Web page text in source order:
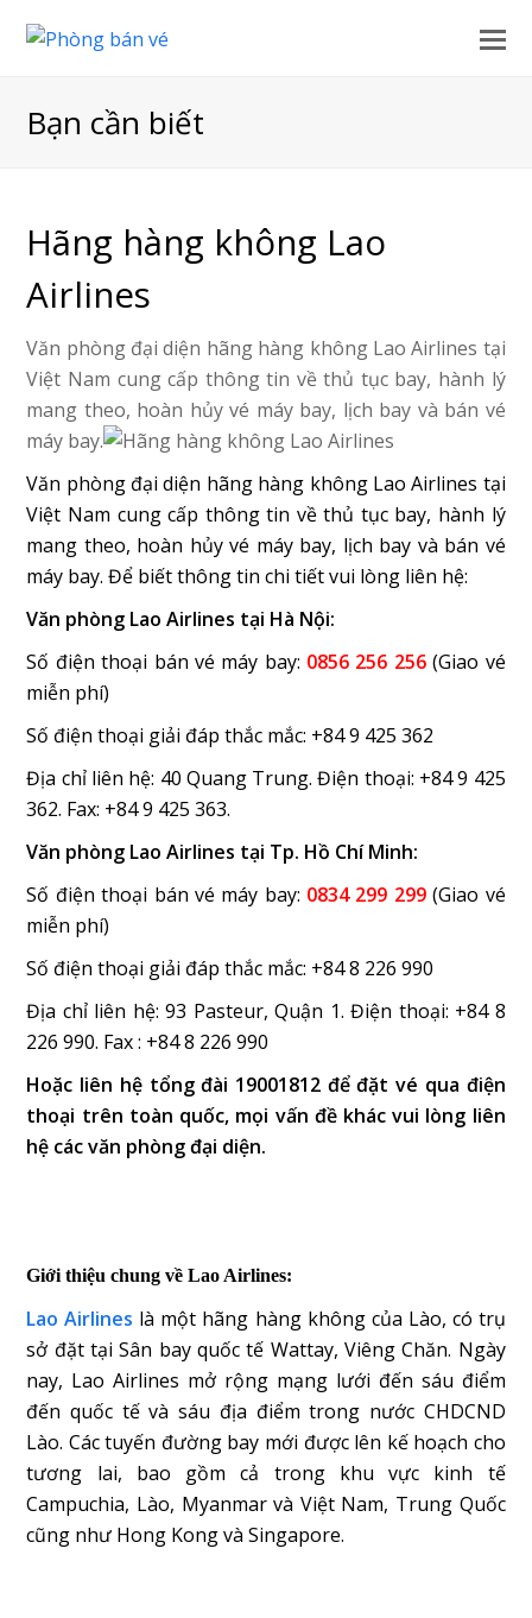
Bạn cần biết
Hãng hàng không Lao
Airlines
Văn phòng đại diện hãng hàng không Lao Airlines tại
Việt Nam cung cấp thông tin về thủ tục bay, hành lý
mang theo, hoàn hủy vé máy bay, lịch bay và bán vé
máy bay.
Văn phòng đại diện hãng hàng không Lao Airlines tại
Việt Nam cung cấp thông tin về thủ tục bay, hành lý
mang theo, hoàn hủy vé máy bay, lịch bay và bán vé
máy bay. Để biết thông tin chi tiết vui lòng liên hệ:
Văn phòng Lao Airlines tại Hà Nội:
Số điện thoại bán vé máy bay: 0856 256 256(Giao vé
miễn phí)
Số điện thoại giải đáp thắc mắc: +84 9 425 362
Địa chỉ liên hệ: 40 Quang Trung. Điện thoại: +84 9 425
362. Fax: +84 9 425 363.
Văn phòng Lao Airlines tại Tp. Hồ Chí Minh:
Số điện thoại bán vé máy bay: 0834 299 299(Giao vé
miễn phí)
Số điện thoại giải đáp thắc mắc: +84 8 226 990
Địa chỉ liên hệ: 93 Pasteur, Quận 1. Điện thoại: +84 8
226 990. Fax : +84 8 226 990
Hoặc liên hệ tổng đài 19001812 để đặt vé qua điện
thoại trên toàn quốc, mọi vấn đề khác vui lòng liên
hệ các văn phòng đại diện.
Giới thiệu chung về Lao Airlines:
Lao Airlines là một hãng hàng không của Lào, có trụ
sở đặt tại Sân bay quốc tế Wattay, Viêng Chăn. Ngày
nay, Lao Airlines mở rộng mạng lưới đến sáu điểm
đến quốc tế và sáu địa điểm trong nước CHDCND
Lào. Các tuyến đường bay mới được lên kế hoạch cho
tương lai, bao gồm cả trong khu vực kinh tế
Campuchia, Lào, Myanmar và Việt Nam, Trung Quốc
cũng như Hong Kong và Singapore.